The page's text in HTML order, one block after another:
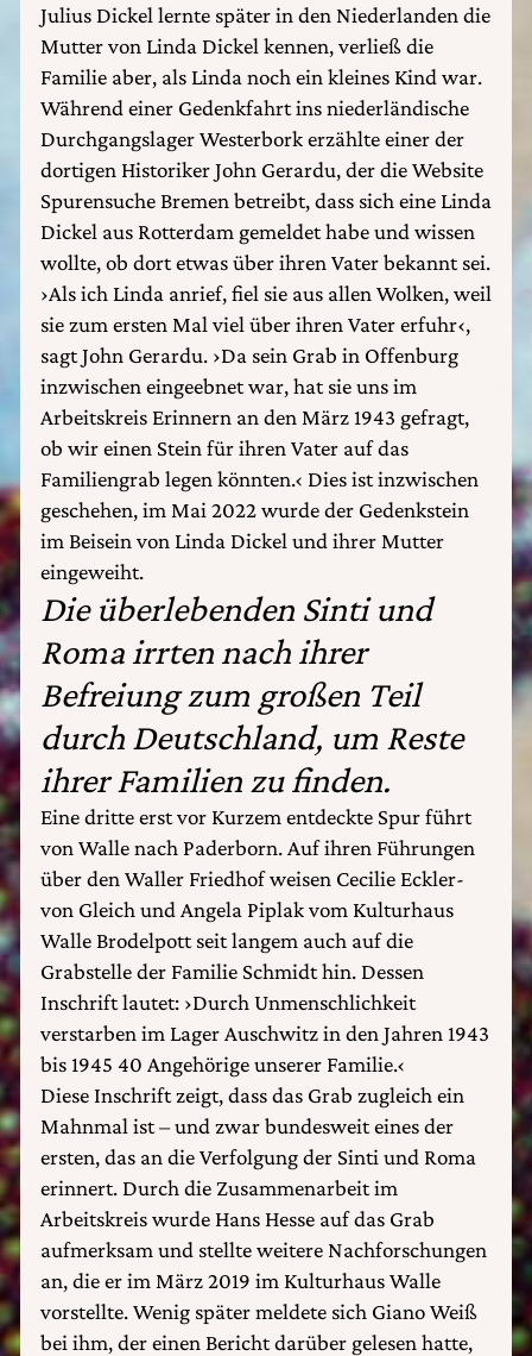
Julius Dickel lernte später in den Niederlanden die
Mutter von Linda Dickel kennen, verließ die
Familie aber, als Linda noch ein kleines Kind war.
Während einer Gedenkfahrt ins niederländische
Durchgangslager Westerbork erzählte einer der
dortigen Historiker John Gerardu, der die Website
Spurensuche Bremen betreibt, dass sich eine Linda
Dickel aus Rotterdam gemeldet habe und wissen
wollte, ob dort etwas über ihren Vater bekannt sei.
›Als ich Linda anrief, fiel sie aus allen Wolken, weil
sie zum ersten Mal viel über ihren Vater erfuhr‹,
sagt John Gerardu. ›Da sein Grab in Offenburg
inzwischen eingeebnet war, hat sie uns im
Arbeitskreis Erinnern an den März 1943 gefragt,
ob wir einen Stein für ihren Vater auf das
Familiengrab legen könnten.‹ Dies ist inzwischen
geschehen, im Mai 2022 wurde der Gedenkstein
im Beisein von Linda Dickel und ihrer Mutter
eingeweiht.
Die überlebenden Sinti und
Roma irrten nach ihrer
Befreiung zum großen Teil
durch Deutschland, um Reste
ihrer Familien zu finden.
Eine dritte erst vor Kurzem entdeckte Spur führt
von Walle nach Paderborn. Auf ihren Führungen
über den Waller Friedhof weisen Cecilie Eckler-
von Gleich und Angela Piplak vom Kulturhaus
Walle Brodelpott seit langem auch auf die
Grabstelle der Familie Schmidt hin. Dessen
Inschrift lautet: ›Durch Unmenschlichkeit
verstarben im Lager Auschwitz in den Jahren 1943
bis 1945 40 Angehörige unserer Familie.‹
Diese Inschrift zeigt, dass das Grab zugleich ein
Mahnmal ist – und zwar bundesweit eines der
ersten, das an die Verfolgung der Sinti und Roma
erinnert. Durch die Zusammenarbeit im
Arbeitskreis wurde Hans Hesse auf das Grab
aufmerksam und stellte weitere Nachforschungen
an, die er im März 2019 im Kulturhaus Walle
vorstellte. Wenig später meldete sich Giano Weiß
bei ihm, der einen Bericht darüber gelesen hatte,